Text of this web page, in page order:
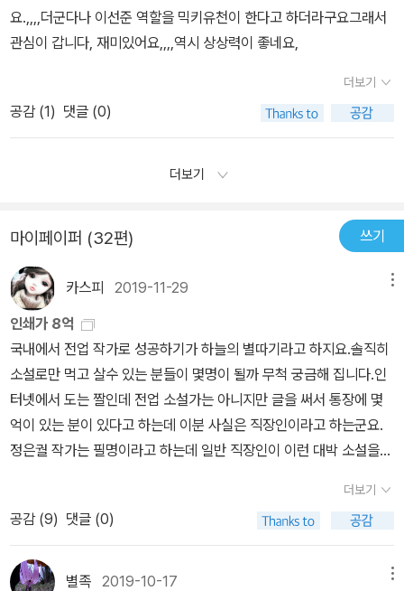
는 하지만 독자는 이미 그녀의 행복한 결말을 알고 있으니 걱정은 접
자. 처음으로 갖게 되는 스승님이 가슴을 벅차게 하고, 그 자리에 함께
머리의 상투가 얼굴을 할퀴는 장면 하나에도 미묘한 떨림과 긴장감을
다. 동시에 성균관 유생답게 학문과 정책을 가지고 서로의 의견을 나
는 여림까지 한데 어우러진 그들의 뒤로 '탕평비'가 배경으로 서 있는
장면에서 1권이 끝난다. 당파 싸움이 치열했던 시대를 배경으로 하면
서 그것을 한껏 비틀고 사용해서 멋진 연출을 하는 작가의 감각이 눈
부시다.'난 변화를 시키려는 게 아니라, 단지 비난만 하고 끝내는 무능
은 저지르고 싶지 않을 뿐이오. 세상에는 완벽한 정책은 없소. 보다 나
은 정책이 있을 뿐이지. 그러니 그 어떤 정책이라도 비난이 따를 수밖
에 없소. 그 비난을 최소화할 수 있는 보다 나은 조선을 위한 정책을
알고 싶소. 진심으로.' -249쪽이선준'나라의 돈을 풀어 가난을 구제
한다고 대수는 아니지요. 그저 돈만을 나눠 주면 이 나라의 백성은 모
두 거지가 될 것이고, 그 돈으로 일거리를 만들어 준다면 이 나라의 백
가난을 구제하고자 나서는 방법이 죄다 거지를 양성하고 있습니다. '
(김윤희)'일거리를 만들어 준다고? 글쎄다, 이놈의 신분 아래에 묶여
서는 그도 힘들지 않겠나? 누구나 천한 일거리는 하지 않으려고 할
터이니 말일세. 신분을 철폐하는 것도 문젤세. 지금 신분 철폐를 외치
만들어 냄으로써 한층 더 재미있어졌다. 또한 네 명의 캐릭터 역시 살
아 있는 듯 생생하여 그 재미가 더해진다. 남장여자 대물 김윤식, 수재
다, 라는 여림 구용하, 비밀이 많은 듯한 거친 남자 걸오 문재신까지
이 네 명 중 매력적이지 않은 캐릭터란 없다. 또한 이들의 스승인 장박
사와 유박사의 만담같은 대화도 재미를 더해준다. 아직은 당파 싸움
균관 유생들의 이야기를 알콩달콩 엮어가는 성균관 유생들의 나날.
걸오는 아무말도 하지 않고 있지만 대물에 대한 마음을 숨길 수 없는
버럭쟁이, 여림은 이제 대물이 여자든 남자든 상관없다는 현실론자,
선준은 자꾸만 대물에게 끌리는 마음을 주체할 수 없어 자신이 남색
이 아닐까 고민하고 있다. 대물 역시 남장여자인 것이 탄로나지 않으
면 하는 바람도 있지만, 좋아하는 이선준에게 자신이 여자인 것을 밝
히고 싶은 마음도 가지고 있다. 동생의 병이 아니면, 자신의 집이 가난
한 남인의 후손이 아니었다면 이선준이나 여림 구용하, 걸오 문재신
을 만날 수나 있었을까. 역시 인생은 살아 봐야 아는 거다.성균관 사군
요.,,,,더군다나 이선준 역할을 믹키유천이 한다고 하더라구요그래서
관심이 갑니다, 재미있어요,,,,역시 상상력이 좋네요,
더보기
공감 (1) 댓글 (0)
더보기
마이페이퍼 (32편) 쓰기
카스피 2019-11-29
인쇄가 8억
국내에서 전업 작가로 성공하기가 하늘의 별따기라고 하지요.솔직히
소설로만 먹고 살수 있는 분들이 몇명이 될까 무척 궁금해 집니다.인
터넷에서 도는 짤인데 전업 소설가는 아니지만 글을 써서 통장에 몇
억이 있는 분이 있다고 하는데 이분 사실은 직장인이라고 하는군요.
정은궐 작가는 필명이라고 하는데 일반 직장인이 이런 대박 소설을
소설도 나온지 꽤 되었고(해품달-2005년/성균관-2007년/규장각-
2009년/홍천기-2016년} 드라마로도 나온지 꽤 됬는데 아무래도 작
가가 직장이다보니 더 이상 작품이 나오지 않는것 같네요. 첫 소설이
2005년에 나왔고 지금이 2019년 말이니 아마도 직장에서 중간 관
더보기
공감 (9) 댓글 (0)
별족 2019-10-17